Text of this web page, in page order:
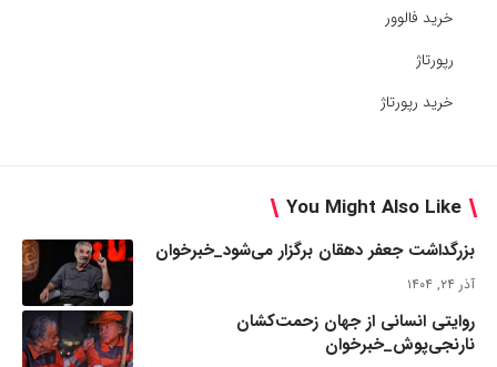
خرید فالوور
رپورتاژ
خرید رپورتاژ
You Might Also Like
بزرگداشت جعفر دهقان برگزار می‌شود_خبرخوان
آذر ۲۴, ۱۴۰۴
روایتی انسانی از جهان زحمت‌کشان
نارنجی‌پوش_خبرخوان